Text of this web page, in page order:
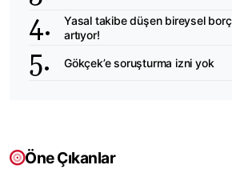
Yasal takibe düşen bireysel
artıyor!
Gökçek’e soruşturma izni yok
Öne Çıkanlar